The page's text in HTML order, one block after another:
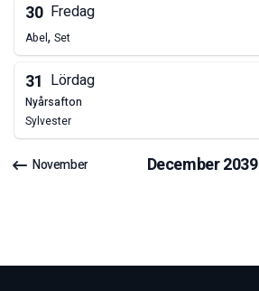
30 Fredag
Abel, Set
31 Lördag
nyårsafton
Sylvester
November December2039